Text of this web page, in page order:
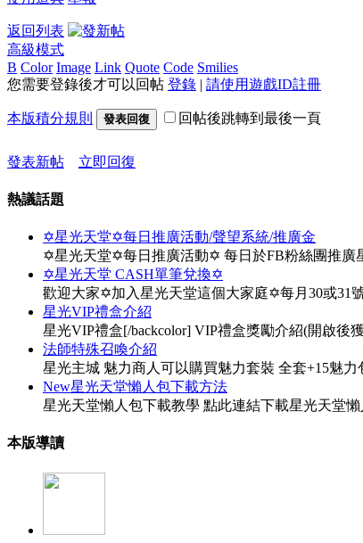
返回列表
高級模式
B Color Image Link Quote Code Smilies
您需要登錄後才可以回帖 登錄 | 請使用遊戲ID註冊
本版積分規則 發表回復 回帖後跳轉到最後一頁
發表新帖 立即回復
熱議話題
✡星光天堂✡每日推廣活動/聲望系統/推廣金
✡星光天堂✡每日推廣活動✡ 每日於FB粉絲團推廣
✡星光天堂 CASH單筆兌換✡
歡迎大家✡加入星光天堂這個大家庭✡每月30或31
星光VIP禮盒介紹
星光VIP禮盒[/backcolor] VIP禮盒獎勵介紹(開啟後
法師特殊召喚介紹
星光主城 魅力商人可以購買魅力套裝 全套+15魅
New星光天堂懶人包下載方法
星光天堂懶人包下載教學 點此連結下載星光天堂
本版導讀